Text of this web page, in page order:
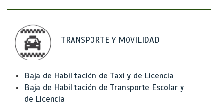
TRANSPORTE Y MOVILIDAD
Baja de Habilitación de Taxi y de Licencia
Baja de Habilitación de Transporte Escolar y
de Licencia